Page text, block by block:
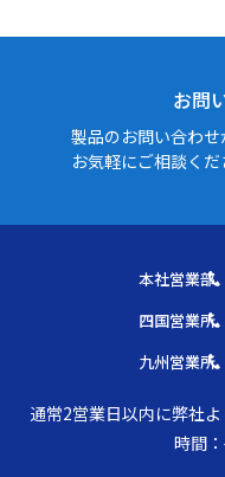
お問
製品のお問い合わ
お気軽にご相談くだ
本社営業部
四国営業所
九州営業所
通常2営業日以内に弊社
時間